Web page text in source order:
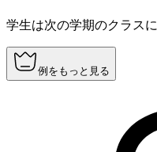
学生は次の学期のクラスに
例をもっと見る